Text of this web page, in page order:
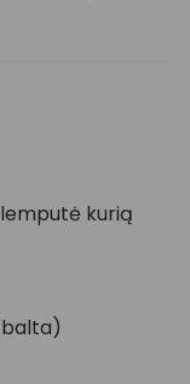
kurią
balta)